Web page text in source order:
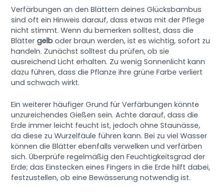
Verfärbungen an den Blättern deines Glücksbambus
sind oft ein Hinweis darauf, dass etwas mit der Pflege
nicht stimmt. Wenn du bemerken solltest, dass die
Blättergelb oder braun werden, ist es wichtig, sofort zu
handeln. Zunächst solltest du prüfen, ob sie
ausreichend Licht erhalten. Zu wenig Sonnenlicht kann
dazu führen, dass die Pflanze ihre grüne Farbe verliert
und schwach wirkt.
Ein weiterer häufiger Grund für Verfärbungen könnte
unzureichendes Gießen sein. Achte darauf, dass die
Erde immer leicht feucht ist, jedoch ohne Staunässe,
da diese zu Wurzelfäule führen kann. Bei zu viel Wasser
können die Blätter ebenfalls verwelken und verfärben
sich. Überprüfe regelmäßig den Feuchtigkeitsgrad der
Erde; das Einstecken eines Fingers in die Erde hilft dabei,
festzustellen, ob eine Bewässerung notwendig ist.